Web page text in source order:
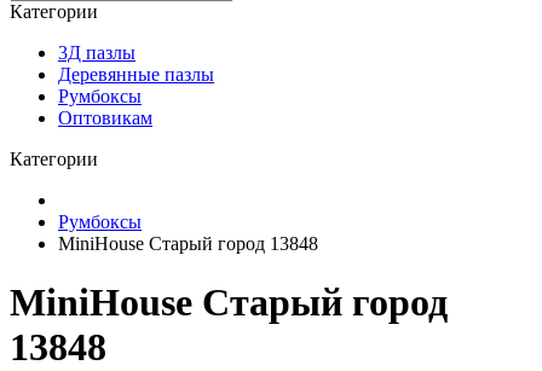
Категории
3Д пазлы
Деревянные пазлы
Румбоксы
Оптовикам
Категории
Румбоксы
MiniHouse Старый город 13848
MiniHouse Старый город
13848